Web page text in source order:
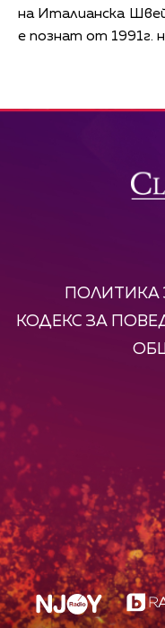
на Италианска
е познат от 1991г.
ПОЛИТИКА
КОДЕКС ЗА